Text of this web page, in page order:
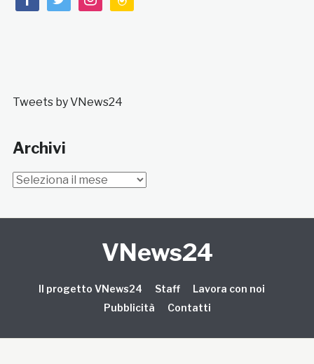
Tweets by VNews24
Archivi
Archivi
VNews24
Il progetto VNews24 Staff
Lavora con noi
Pubblicità
Contatti